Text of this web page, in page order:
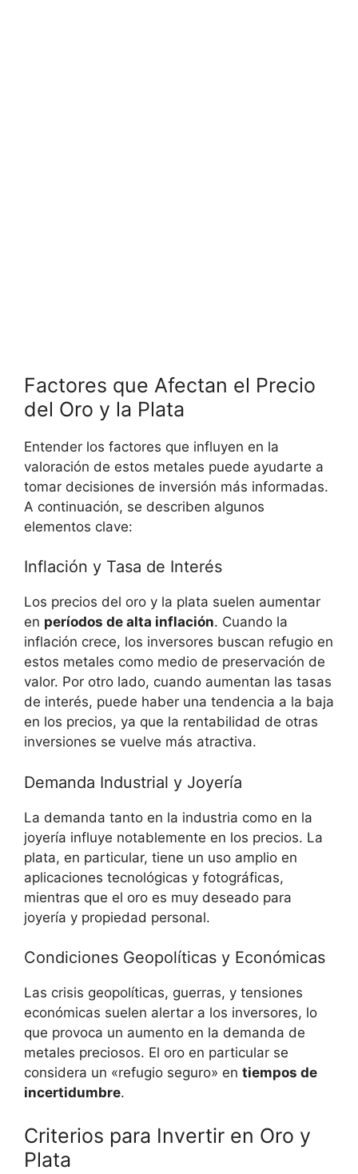
Factores ​que Afectan el Precio
del Oro y la Plata
Entender los factores que influyen ⁣en la
valoración⁣ de estos metales ‌puede ayudarte a
tomar decisiones de inversión más informadas.
A continuación, se describen algunos​
elementos clave:
Inflación ‍y Tasa de Interés
Los precios del​ oro y la plata suelen aumentar
en períodos de alta ‍inflación. Cuando la ​
inflación crece, los inversores buscan refugio en
estos metales ⁢como medio de ⁤preservación de
valor. Por otro lado,⁤ cuando aumentan las tasas
de interés, ​puede haber una tendencia a la baja
en los precios, ya que la rentabilidad de⁢ otras
inversiones se vuelve más atractiva.
Demanda Industrial y Joyería
La demanda tanto en la industria como en la
joyería influye⁣ notablemente en los precios.⁣ La
plata, en particular, tiene un uso amplio en
aplicaciones tecnológicas y fotográficas,
mientras que el oro es muy deseado para
joyería y ‌propiedad personal.
Condiciones Geopolíticas y Económicas
Las crisis ⁤geopolíticas, guerras, y tensiones
económicas suelen alertar a los inversores, lo
que provoca un aumento ⁣en la demanda de
metales preciosos. ⁤El‌ oro en particular se
considera un «refugio seguro» en tiempos de
incertidumbre.
Criterios​ para Invertir en Oro y
Plata